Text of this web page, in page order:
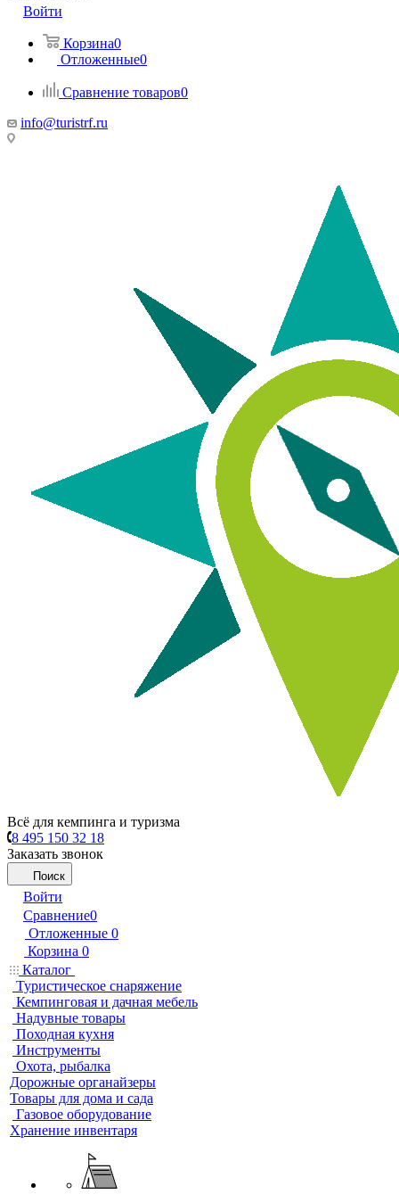
Войти
Корзина0
Отложенные0
Сравнение товаров0
info@turistrf.ru
Всё для кемпинга и туризма
8 495 150 32 18
Заказать звонок
Поиск
Войти
Сравнение0
Отложенные 0
Корзина 0
Каталог
Туристическое снаряжение
Кемпинговая и дачная мебель
Надувные товары
Походная кухня
Инструменты
Охота, рыбалка
Дорожные органайзеры
Товары для дома и сада
Газовое оборудование
Хранение инвентаря